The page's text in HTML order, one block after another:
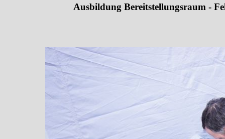
Ausbildung Bereitstellungsraum -